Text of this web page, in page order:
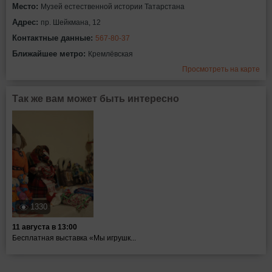
Место: Музей естественной истории Татарстана
Адрес: пр. Шейкмана, 12
Контактные данные: 567-80-37
Ближайшее метро: Кремлёвская
Просмотреть на карте
Так же вам может быть интересно
1330
11 августа в 13:00
Бесплатная выставка «Мы игрушк...